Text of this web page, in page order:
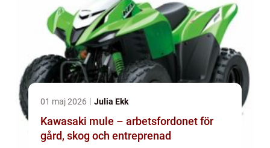
01 maj 2026 Julia Ekk
Kawasaki mule – arbetsfordonet för
gård, skog och entreprenad